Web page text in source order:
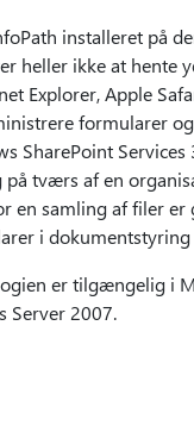
installeret på
heller ikke at hente
Explorer, Apple
formularer
SharePoint
tværs af en
en samling af filer
i
er tilgængelig i
Server 2007.